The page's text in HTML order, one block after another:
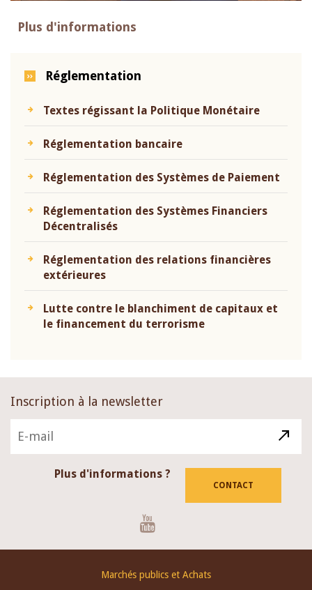
Plus d'informations
Réglementation
Textes régissant la Politique Monétaire
Réglementation bancaire
Réglementation des Systèmes de Paiement
Réglementation des Systèmes Financiers
Décentralisés
Réglementation des relations financières
extérieures
Lutte contre le blanchiment de capitaux et
le financement du terrorisme
Inscription à la newsletter
Plus d'informations ?
CONTACT
Marchés publics et Achats